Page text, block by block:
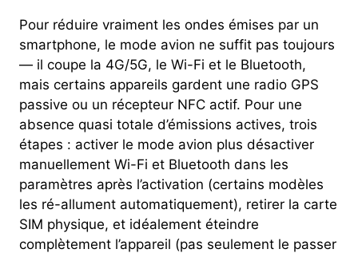
Pour réduire vraiment les ondes émises par un
smartphone, le mode avion ne suffit pas toujours
— il coupe la 4G/5G, le Wi-Fi et le Bluetooth,
mais certains appareils gardent une radio GPS
passive ou un récepteur NFC actif. Pour une
absence quasi totale d’émissions actives, trois
étapes : activer le mode avion plus désactiver
manuellement Wi-Fi et Bluetooth dans les
paramètres après l’activation (certains modèles
les ré-allument automatiquement), retirer la carte
SIM physique, et idéalement éteindre
complètement l’appareil (pas seulement le passer